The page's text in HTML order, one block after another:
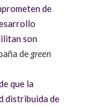
de
son
degreen
que la
distribuida de